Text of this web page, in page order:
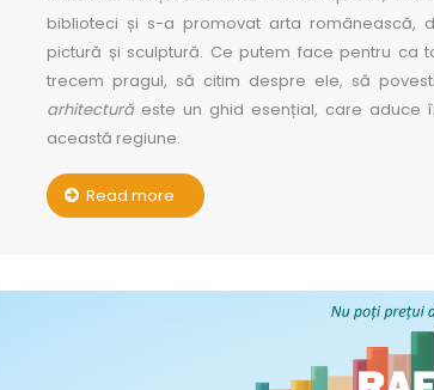
biblioteci ­și s-a promovat arta românească,
pictură ­și sculptură. Ce putem face pentru ca
trecem pragul, să citim despre ele, să
arhitecturăeste un ghid esențial, care aduce
această regiune.
Read more